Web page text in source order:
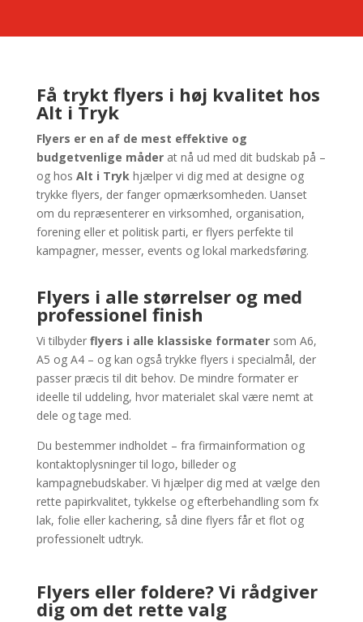
Få trykt flyers i høj kvalitet hos
Alt i Tryk
Flyers er en af de mest effektive og
budgetvenlige måderat nå ud med dit budskab på –
og hos Alt i Tryk hjælper vi dig med at designe og
trykke flyers, der fanger opmærksomheden. Uanset
om du repræsenterer en virksomhed, organisation,
forening eller et politisk parti, er flyers perfekte til
kampagner, messer, events og lokal markedsføring.
Flyers i alle størrelser og med
professionel finish
Vi tilbyder flyers i alle klassiske formatersom A6,
A5 og A4 – og kan også trykke flyers i specialmål, der
passer præcis til dit behov. De mindre formater er
ideelle til uddeling, hvor materialet skal være nemt at
dele og tage med.
Du bestemmer indholdet – fra firmainformation og
kontaktoplysninger til logo, billeder og
kampagnebudskaber. Vi hjælper dig med at vælge den
rette papirkvalitet, tykkelse og efterbehandling som fx
lak, folie eller kachering, så dine flyers får et flot og
professionelt udtryk.
Flyers eller foldere? Vi rådgiver
dig om det rette valg